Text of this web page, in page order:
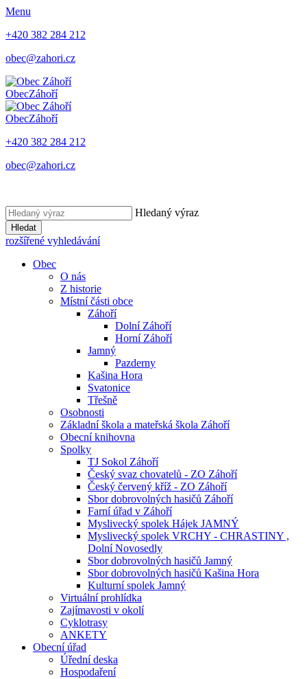
Menu
+420 382 284 212
obec@zahori.cz
ObecZáhoří
ObecZáhoří
+420 382 284 212
obec@zahori.cz
Hledaný výraz
Hledat
rozšířené vyhledávání
Obec
O nás
Z historie
Místní části obce
Záhoří
Dolní Záhoří
Horní Záhoří
Jamný
Pazderny
Kašina Hora
Svatonice
Třešně
Osobnosti
Základní škola a mateřská škola Záhoří
Obecní knihovna
Spolky
TJ Sokol Záhoří
Český svaz chovatelů - ZO Záhoří
Český červený kříž - ZO Záhoří
Sbor dobrovolných hasičů Záhoří
Farní úřad v Záhoří
Myslivecký spolek Hájek JAMNÝ
Myslivecký spolek VRCHY - CHRASTINY ,
Dolní Novosedly
Sbor dobrovolných hasičů Jamný
Sbor dobrovolných hasičů Kašina Hora
Kulturní spolek Jamný
Virtuální prohlídka
Zajímavosti v okolí
Cyklotrasy
ANKETY
Obecní úřad
Úřední deska
Hospodaření